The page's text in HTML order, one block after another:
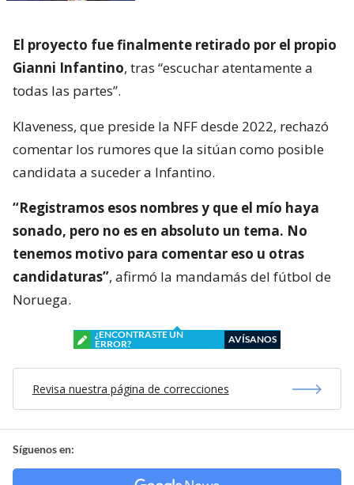
El proyecto fue finalmente retirado por el propio
Gianni Infantino, tras “escuchar atentamente a
todas las partes”.
Klaveness, que preside la NFF desde 2022, rechazó
comentar los rumores que la sitúan como posible
candidata a suceder a Infantino.
“Registramos esos nombres y que el mío haya
sonado, pero no es en absoluto un tema. No
tenemos motivo para comentar eso u otras
candidaturas”, afirmó la mandamás del fútbol de
Noruega.
¿ENCONTRASTE UN
ERROR?
AVÍSANOS
Revisa nuestra página de correcciones
Síguenos en: